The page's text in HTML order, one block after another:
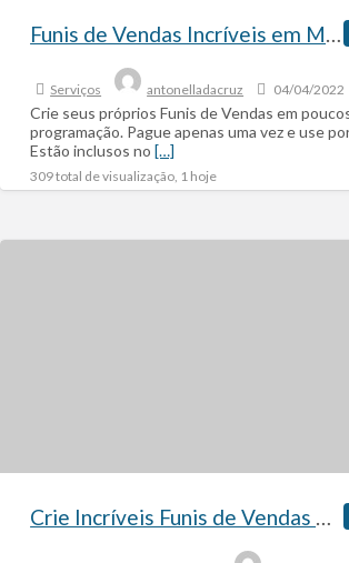
Funis de Vendas Incríveis em Minutos – Não é Necessário Ser Programador
Serviços antonelladacruz 04/04/2022
Crie seus próprios Funis de Vendas em
programação. Pague apenas uma vez e use
Estão inclusos no[…]
309 total de visualização, 1 hoje
Crie Incríveis Funis de Vendas em Minutos – Não é Necessário Ser Programador